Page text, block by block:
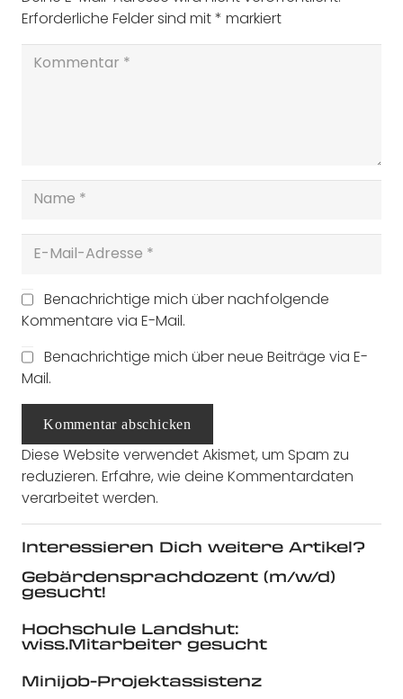
Erforderliche Felder sind mit* markiert
Benachrichtige mich über nachfolgende
Kommentare via E-Mail.
Benachrichtige mich über neue Beiträge via E-
Mail.
Kommentar abschicken
Diese Website verwendet Akismet, um Spam zu
reduzieren. Erfahre, wie deine Kommentardaten
verarbeitet werden.
Interessieren Dich weitere Artikel?
Gebärdensprachdozent (m/w/d)
gesucht!
Hochschule Landshut:
wiss.Mitarbeiter gesucht
Minijob-Projektassistenz